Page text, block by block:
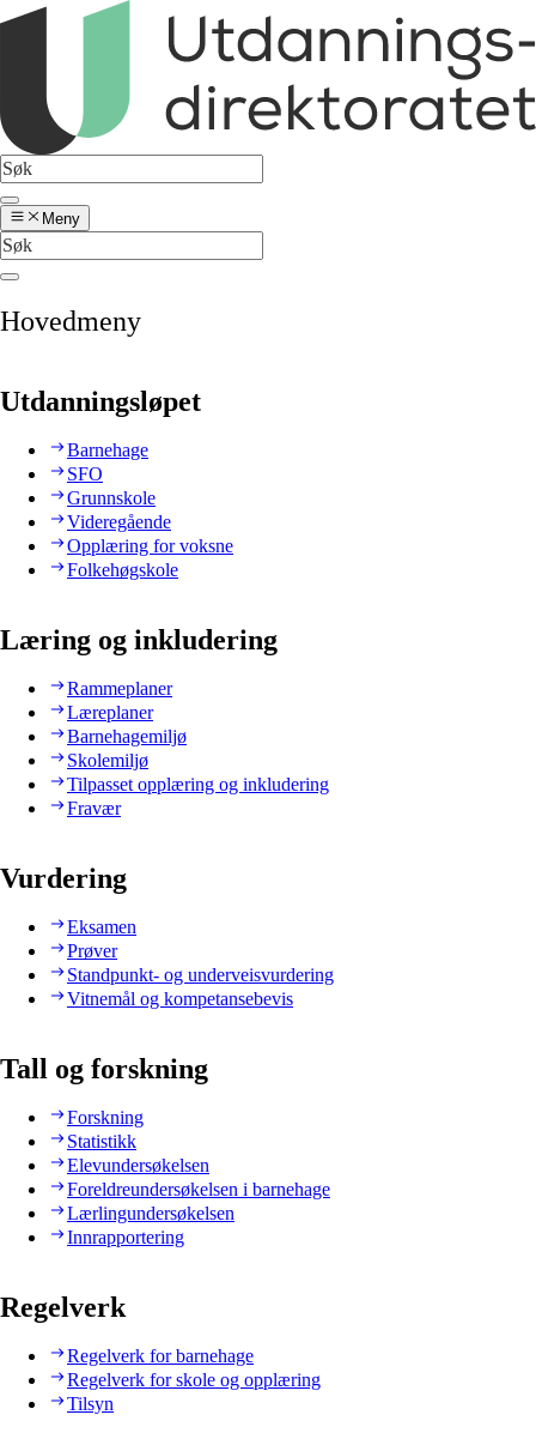
Meny
Hovedmeny
Utdanningsløpet
Barnehage
SFO
Grunnskole
Videregående
Opplæring for voksne
Folkehøgskole
Læring og inkludering
Rammeplaner
Læreplaner
Barnehagemiljø
Skolemiljø
Tilpasset opplæring og inkludering
Fravær
Vurdering
Eksamen
Prøver
Standpunkt- og underveisvurdering
Vitnemål og kompetansebevis
Tall og forskning
Forskning
Statistikk
Elevundersøkelsen
Foreldreundersøkelsen i barnehage
Lærlingundersøkelsen
Innrapportering
Regelverk
Regelverk for barnehage
Regelverk for skole og opplæring
Tilsyn